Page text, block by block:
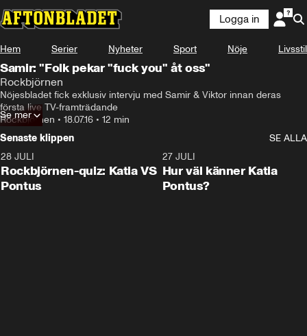
Logga in
Hem Serier Nyheter Sport Nöje Livsstil
Samir: "Folk pekar "fuck you" åt oss"
Rockbjörnen
Nöjesbladet fick exklusiv intervju med Samir & Viktor innan deras
första live TV-framträdande
Rockbjörnen • 18.07.16 • 12 min
Se mer
Senaste klippen
SE ALLA
28 JULI
Rockbjörnen-quiz: Katia VS
Pontus
27 JULI
Hur väl känner Katia
Pontus?